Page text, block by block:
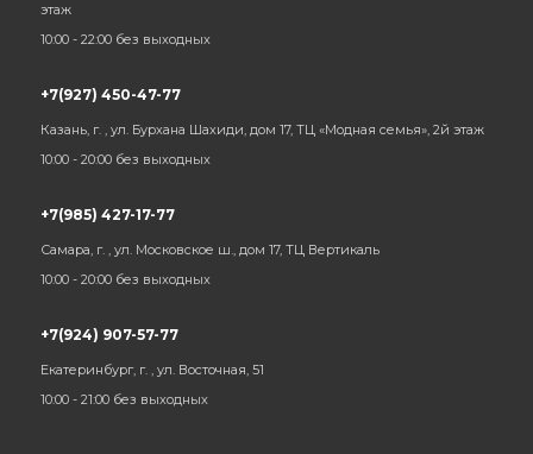
этаж
10:00 - 22:00 без выходных
+7(927) 450-47-77
Казань, г. , ул. Бурхана Шахиди, дом 17, ТЦ «Модная семья», 2й этаж
10:00 - 20:00 без выходных
+7(985) 427-17-77
Самара, г. , ул. Московское ш., дом 17, ТЦ Вертикаль
10:00 - 20:00 без выходных
+7(924) 907-57-77
Екатеринбург, г. , ул. Восточная, 51
10:00 - 21:00 без выходных